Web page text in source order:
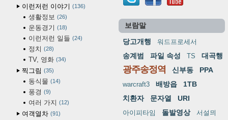
이런저런 이야기 136
생활정보 26
운동경기 18
이런저런 일들 24
정치 28
TV, 영화 34
찍그림 35
동식물 14
풍경 9
여러 가지 12
여객열차 91
보람말
당고개행 워드프로세서
송계범 파일 속성 TS 대곡행
광주송정역 신부동 PPA
warcraft3 배방읍
1TB
치환자
문자열 URI
아이피타임 돌발영상
서설믜